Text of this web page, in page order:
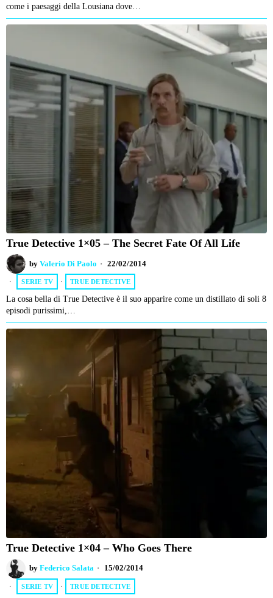
come i paesaggi della Lousiana dove…
True Detective 1×05 – The Secret Fate Of All Life
by Valerio Di Paolo 22/02/2014
SERIE TV · TRUE DETECTIVE
La cosa bella di True Detective è il suo apparire come un distillato di soli 8
episodi purissimi,…
True Detective 1×04 – Who Goes There
by Federico Salata 15/02/2014
SERIE TV · TRUE DETECTIVE